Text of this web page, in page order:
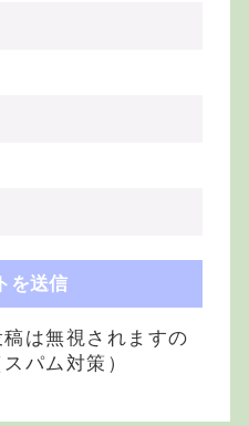
は無視されますの
パム対策）